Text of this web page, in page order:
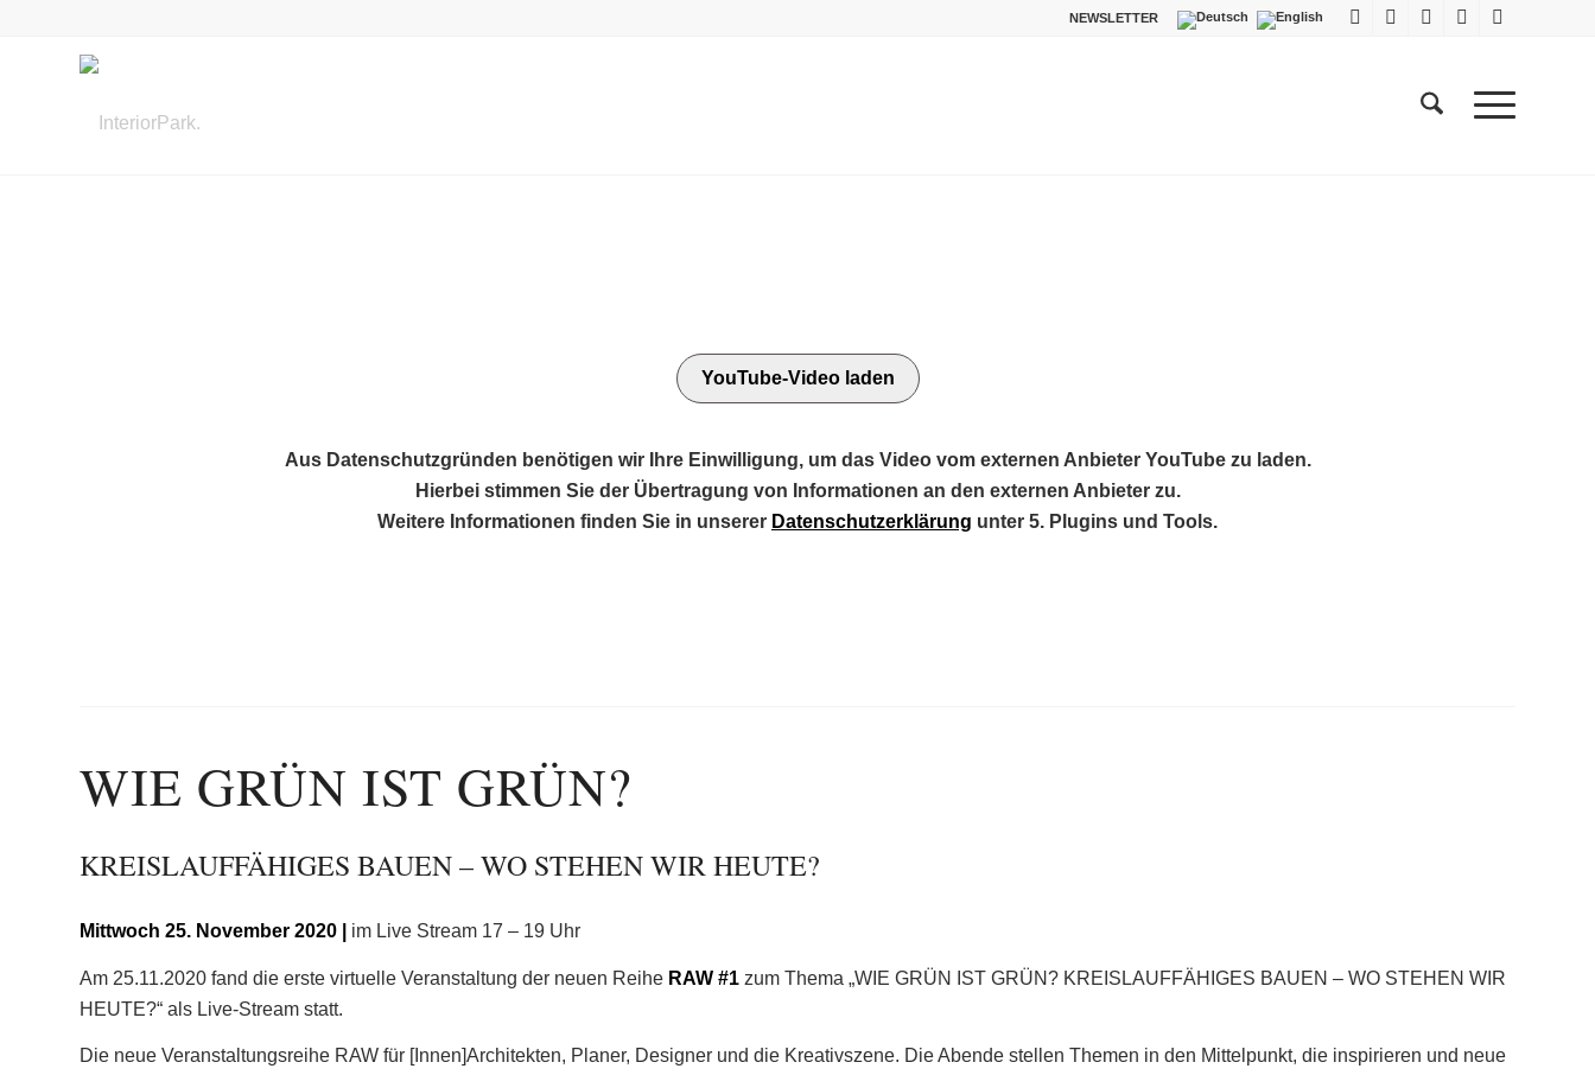
NEWSLETTER
YouTube-Video laden
Aus Datenschutzgründen benötigen wir Ihre Einwilligung, um das Video vom externen Anbieter YouTube zu laden.
Hierbei stimmen Sie der Übertragung von Informationen an den externen Anbieter zu.
Weitere Informationen finden Sie in unserer Datenschutzerklärung unter 5. Plugins und Tools.
WIE GRÜN IST GRÜN?
KREISLAUFFÄHIGES BAUEN – WO STEHEN WIR HEUTE?
Mittwoch 25. November 2020 | im Live Stream 17 – 19 Uhr
Am 25.11.2020 fand die erste virtuelle Veranstaltung der neuen Reihe RAW #1 zum Thema „WIE GRÜN IST GRÜN? KREISLAUFFÄHIGES BAUEN – WO STEHEN WIR
HEUTE?“ als Live-Stream statt.
Die neue Veranstaltungsreihe RAW für [Innen]Architekten, Planer, Designer und die Kreativszene. Die Abende stellen Themen in den Mittelpunkt, die inspirieren und neue